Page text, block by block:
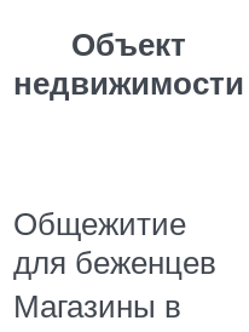
Объект
недвижимости
Общежитие
для беженцев
Магазины в